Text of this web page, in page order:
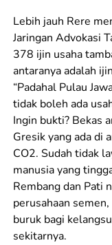
Lebih jauh Rere
Jaringan Advokasi
378 ijin usaha
antaranya adalah
“Padahal Pulau
tidak boleh ada
Ingin bukti? Bekas
Gresik yang ada di
CO2. Sudah tidak
manusia yang
Rembang dan Pati
perusahaan
buruk bagi
sekitarnya.